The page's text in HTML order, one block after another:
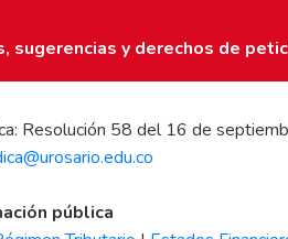
sugerencias y derechos de
Resolución 58 del 16 de
pública